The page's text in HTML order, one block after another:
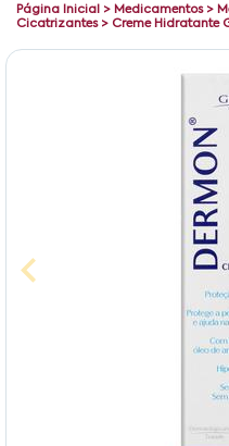
Página Inicial > Medicamentos>
Cicatrizantes> Creme Hidratante